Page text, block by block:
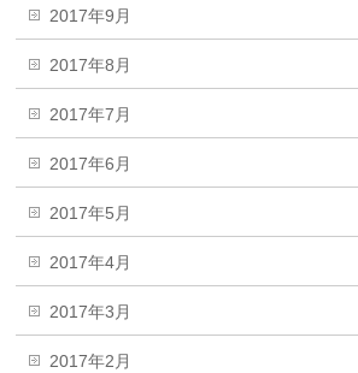
2017年9月
2017年8月
2017年7月
2017年6月
2017年5月
2017年4月
2017年3月
2017年2月